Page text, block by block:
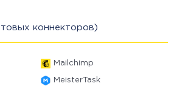
коннекторов)
Mailchimp
MeisterTask